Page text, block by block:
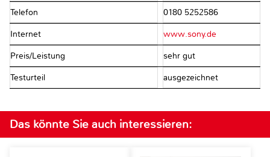
Telefon 0180 5252586
Internet www.sony.de
Preis/Leistung sehr gut
Testurteil ausgezeichnet
Das könnte Sie auch interessieren: